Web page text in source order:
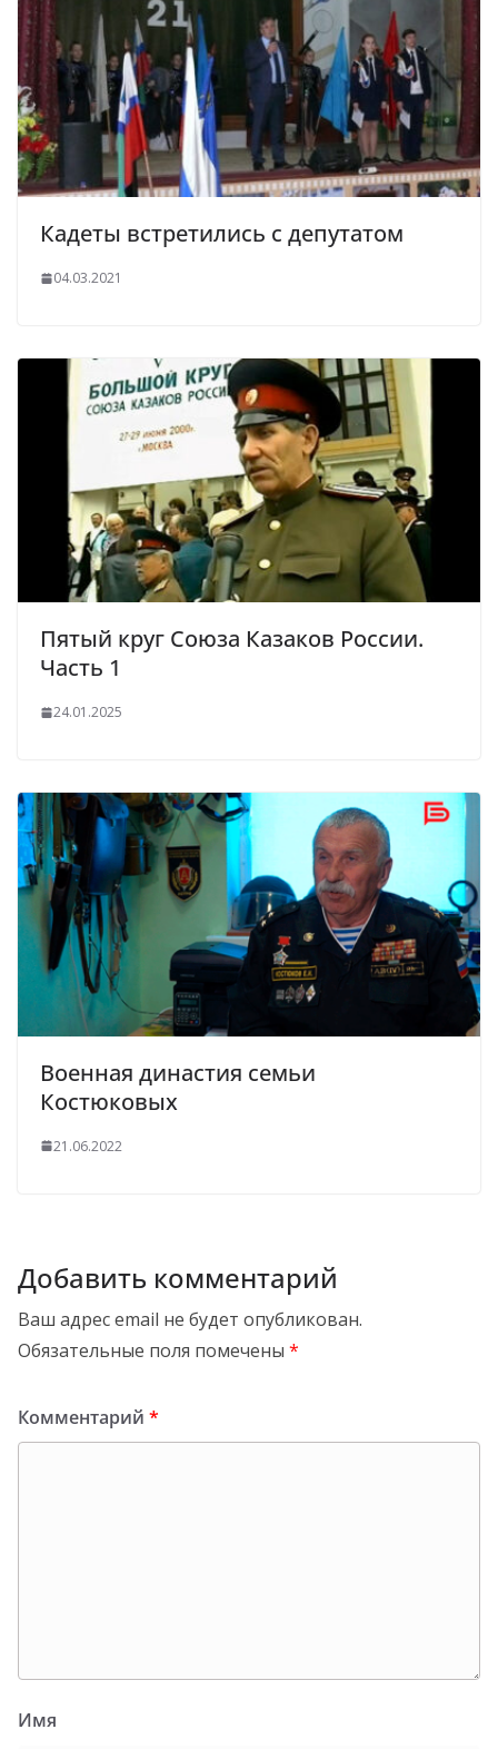
Кадеты встретились с депутатом
04.03.2021
Пятый круг Союза Казаков России.
Часть 1
24.01.2025
Военная династия семьи
Костюковых
21.06.2022
Добавить комментарий
Ваш адрес email не будет опубликован.
Обязательные поля помечены *
Комментарий *
Имя